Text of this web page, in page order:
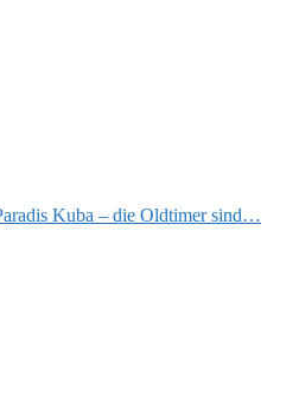
Kuba – die Oldtimer sind…